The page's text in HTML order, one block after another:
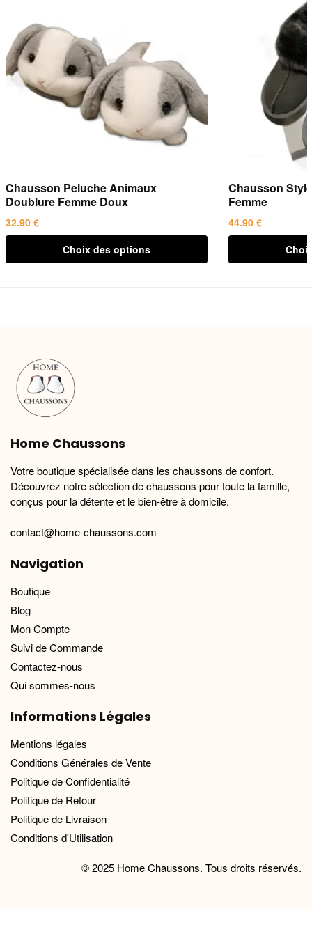
Chausson Peluche Animaux
Doublure Femme Doux
32.90 €
Choix des options
produit
peuvent
être
choisies
page
produit
Chausson
Femme
44.90 €
produit
produit
Home Chaussons
Votre boutique spécialisée dans les chaussons de confort.
Découvrez notre sélection de chaussons pour toute la famille,
conçus pour la détente et le bien-être à domicile.
contact@home-chaussons.com
Navigation
Boutique
Blog
Mon Compte
Suivi de Commande
Contactez-nous
Qui sommes-nous
Informations Légales
Mentions légales
Conditions Générales de Vente
Politique de Confidentialité
Politique de Retour
Politique de Livraison
Conditions d'Utilisation
© 2025 Home Chaussons. Tous droits réservés.